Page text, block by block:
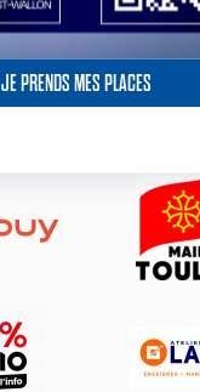
JE PRENDS MES PLACES